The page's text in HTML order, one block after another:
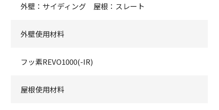
外壁：サイディング 屋根：スレート
外壁使用材料
フッ素REVO1000(-IR)
屋根使用材料